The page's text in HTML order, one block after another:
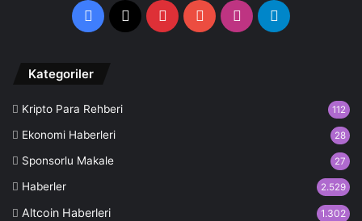
Facebook PinterestYouTubeInstagramTelegram
Kategoriler
Kripto Para Rehberi 112
Ekonomi Haberleri 28
Sponsorlu Makale 27
Haberler 2.529
Altcoin Haberleri 1.302